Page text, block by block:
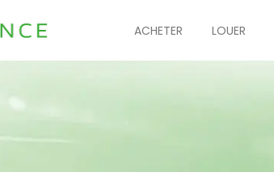
ACHETER LOUER